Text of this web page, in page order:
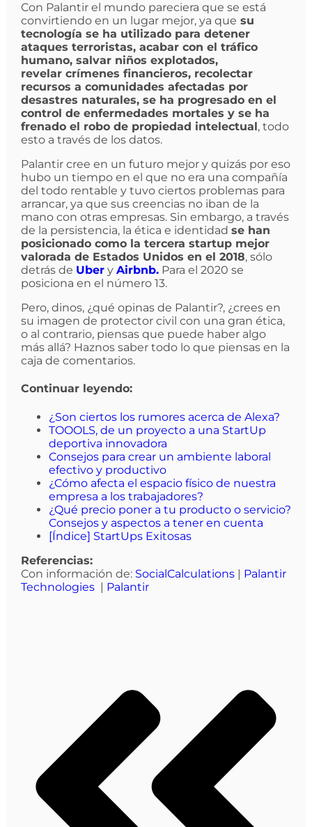
Con Palantir el mundo pareciera que se está
convirtiendo en un lugar mejor, ya que su
tecnología se ha utilizado para detener
ataques terroristas, acabar con el tráfico
humano, salvar niños explotados,
revelar crímenes financieros, recolectar
recursos a comunidades afectadas por
desastres naturales, se ha progresado en el
control de enfermedades mortales y se ha
frenado el robo de propiedad intelectual, todo
esto a través de los datos.
Palantir cree en un futuro mejor y quizás por eso
hubo un tiempo en el que no era una compañía
del todo rentable y tuvo ciertos problemas para
arrancar, ya que sus creencias no iban de la
mano con otras empresas. Sin embargo, a través
de la persistencia, la ética e identidad se han
posicionado como la tercera startup mejor
valorada de Estados Unidos en el 2018, sólo
detrás de Ubery Airbnb.Para el 2020 se
posiciona en el número 13.
Pero, dinos, ¿qué opinas de Palantir?, ¿crees en
su imagen de protector civil con una gran ética,
o al contrario, piensas que puede haber algo
más allá? Haznos saber todo lo que piensas en la
caja de comentarios.
Continuar leyendo:
¿Son ciertos los rumores acerca de Alexa?
TOOOLS, de un proyecto a una StartUp
deportiva innovadora
Consejos para crear un ambiente laboral
efectivo y productivo
¿Cómo afecta el espacio físico de nuestra
empresa a los trabajadores?
¿Qué precio poner a tu producto o servicio?
Consejos y aspectos a tener en cuenta
[Índice] StartUps Exitosas
Referencias:
Con información de: SocialCalculations| Palantir
Technologies| Palantir